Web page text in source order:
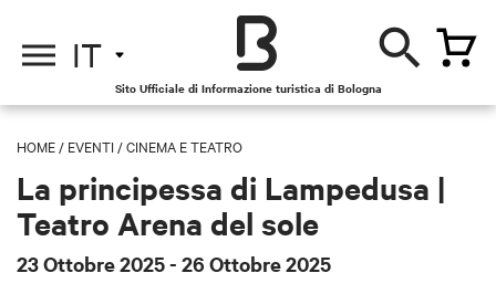
IT
Sito Ufficiale di Informazione turistica di Bologna
HOME / EVENTI /CINEMA E TEATRO
La principessa di Lampedusa |
Teatro Arena del sole
23 Ottobre 2025- 26 Ottobre 2025